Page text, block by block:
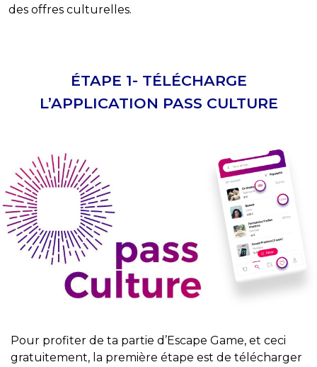
des offres culturelles.
ÉTAPE 1- TÉLÉCHARGE
L’APPLICATION PASS CULTURE
Pour profiter de ta partie d’Escape Game, et ceci
gratuitement, la première étape est de télécharger